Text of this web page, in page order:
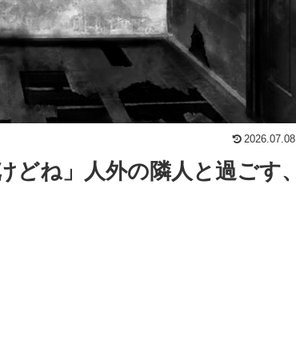
2026.07.08
どね」人外の隣人と過ごす、